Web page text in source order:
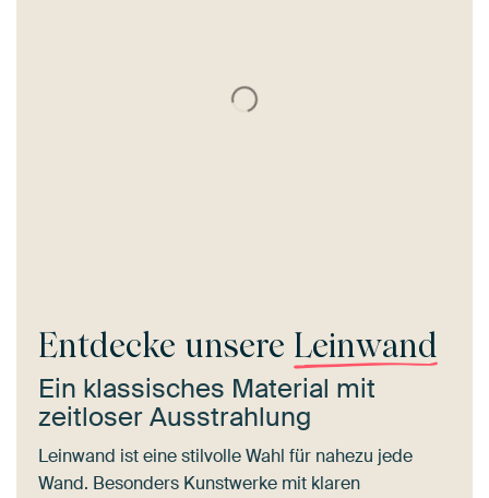
Entdecke unsere Leinwand
Ein klassisches Material mit
zeitloser Ausstrahlung
Leinwand ist eine stilvolle Wahl für nahezu jede
Wand. Besonders Kunstwerke mit klaren